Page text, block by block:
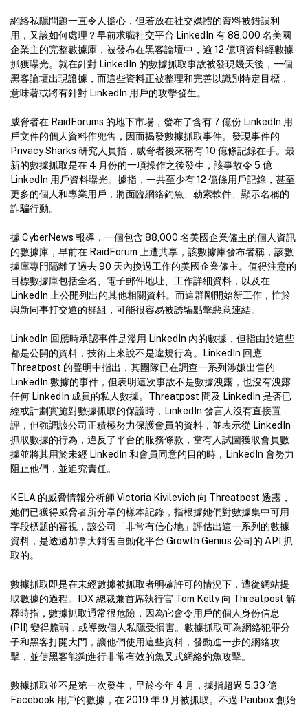
網絡私隱問題一直令人擔心，但若放在社交媒體的資料被錯誤利
用，又該如何處理？早前求職社交平台 LinkedIn 有 88,000 名美國
企業主的完整數據庫，被發布在黑客論壇中，逾 12 億項資料經數據
抓獲曝光。就在針對 LinkedIn 的數據抓取事故被發現幾天後，一個
黑客論壇出現證據，而這些資料正被整理和完善以識別特定目標，
意味著或將有針對 LinkedIn 用戶的攻擊發生。
威脅者在 RaidForums 的地下市場，發布了含有 7 億份 LinkedIn 用
戶文件的個人資料作兜售，因而揭發數據抓取事件。發現事件的
Privacy Sharks 研究人員指，威脅者後來稱有 10 億條記錄在手。最
新的數據抓取是在 4 月份的一項操作之後發生，該事故令 5 億
LinkedIn 用戶資料曝光。據指，一共至少有 12 億條用戶記錄，甚至
更多的個人和專業用戶，將面臨網絡釣魚、勒索軟件、顯示名稱的
詐騙行動。
據 Cyber​​News 報導，一個包含 88,000 名美國企業僱主的個人資訊
的數據庫，早前在 RaidForum 上遭共享，該數據庫發布者稱，該數
據庫專門隔離了過去 90 天內換過工作的美國企業僱主。值得注意的
目標數據庫包括全名、電子郵件地址、工作詳細資料，以及在
LinkedIn 上公開列出的其他相關資料。而這群剛開始新工作，忙於
與新同事打交道的群組，可能很容易被誘騙點擊惡意連結。
LinkedIn 回應時承認事件是濫用 LinkedIn 內的數據，但指由於這些
都是公開的資料，技術上來說不是違規行為。LinkedIn 回應
Threatpost 的聲明中指出，其團隊已在調查一系列涉嫌出售的
LinkedIn 數據的事件，但表明這次事故不是數據洩露，也沒有洩露
任何 LinkedIn 成員的私人數據。Threatpost 問及 LinkedIn 是否已
經或計劃實施對數據抓取的保護時，LinkedIn 發言人沒有直接置
評，但強調該公司正積極努力保護會員的資料，並表示從 LinkedIn
抓取數據的行為，違反了平台的服務條款，當有人試圖獲取會員數
據並將其用於未經 LinkedIn 和會員同意的目的時，LinkedIn 會努力
阻止他們，並追究責任。
KELA 的威脅情報分析師 Victoria Kivilevich 向 Threatpost 透露，
她們已獲得威脅者所分享的樣本記錄，指根據她們對數據集中可用
字段標題的審視，該公司「非常有信心地」評估出這一系列的數據
資料，是透過加拿大銷售自動化平台 Growth Genius 公司的 API 抓
取的。
數據抓取即是在未經數據被抓取者明確許可的情況下，遭從網站提
取數據的過程。IDX 總裁兼首席執行官 Tom Kelly 向 Threatpost 解
釋時指，數據抓取通常很危險，因為它會令用戶的個人身份信息
(PII) 變得脆弱，或導致個人私隱受損害。數據抓取可為網絡犯罪分
子和黑客打開大門，讓他們使用這些資料，發動進一步的網絡攻
擊，並使黑客能夠進行非常有效的魚叉式網絡釣魚攻擊。
數據抓取並不是第一次發生，早於今年 4 月，據指超過 5.33 億
Facebook 用戶的數據，在 2019 年 9 月被抓取。不過 Paubox 創始